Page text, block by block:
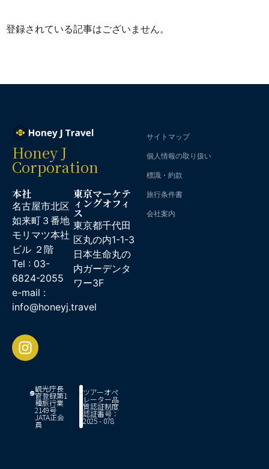
登録されている記事はございません。
Honey J
Corporation
本社
名古屋市北区
如来町３番地
モリマツ本社
ビル ２階
Tel : 03-
6824-2055
e-mail :
info@honeyj.travel
東京マーケテ
ィングオフィ
ス
東京都千代田
区丸の内1-1-3
日本生命丸の
内ガーデンタ
ワー3F
観光庁長
官登録第1
種旅行業
2149号
JATA正会
員
ツアーオペ
レーター品
質認証制度
認証番号：
2025 - 078
サイトマップ
個人情報の取り扱い
標識・約款
旅行条件書
会社案内